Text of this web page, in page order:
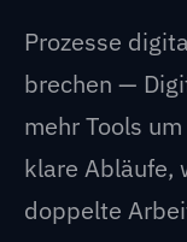
Prozesse
brechen —
mehr Tools
klare Abläufe,
doppelte